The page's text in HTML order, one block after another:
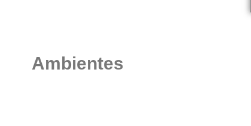
Ambientes